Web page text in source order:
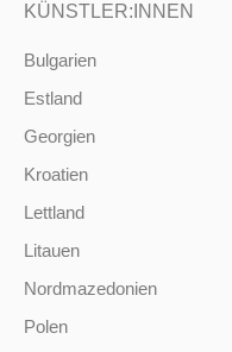
KÜNSTLER:INNEN
Bulgarien
Estland
Georgien
Kroatien
Lettland
Litauen
Nordmazedonien
Polen